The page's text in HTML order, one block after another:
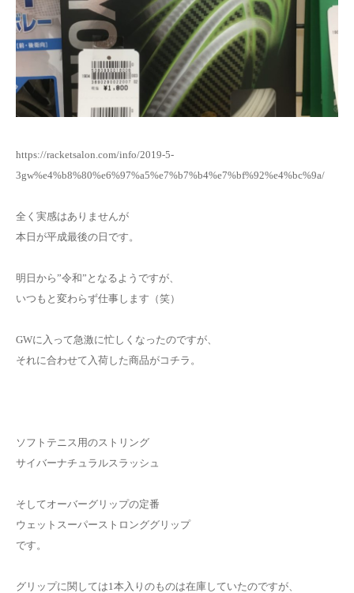
https://racketsalon.com/info/2019-5-
3gw%e4%b8%80%e6%97%a5%e7%b7%b4%e7%bf%92%e4%bc%9a/
全く実感はありませんが
本日が平成最後の日です。
明日から”令和”となるようですが、
いつもと変わらず仕事します（笑）
GWに入って急激に忙しくなったのですが、
それに合わせて入荷した商品がコチラ。
ソフトテニス用のストリング
サイバーナチュラルスラッシュ
そしてオーバーグリップの定番
ウェットスーパーストロンググリップ
です。
グリップに関しては1本入りのものは在庫していたのですが、
よくある質問
アクセス
お問い合わせ